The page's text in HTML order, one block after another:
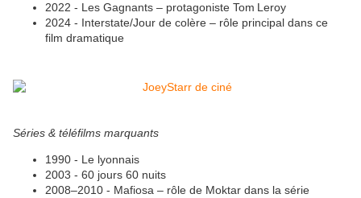
2022 - Les Gagnants – protagoniste Tom Leroy
2024 - Interstate/Jour de colère – rôle principal dans ce
film dramatique
Séries & téléfilms marquants
1990 - Le lyonnais
2003 - 60 jours 60 nuits
2008–2010 - Mafiosa – rôle de Moktar dans la série